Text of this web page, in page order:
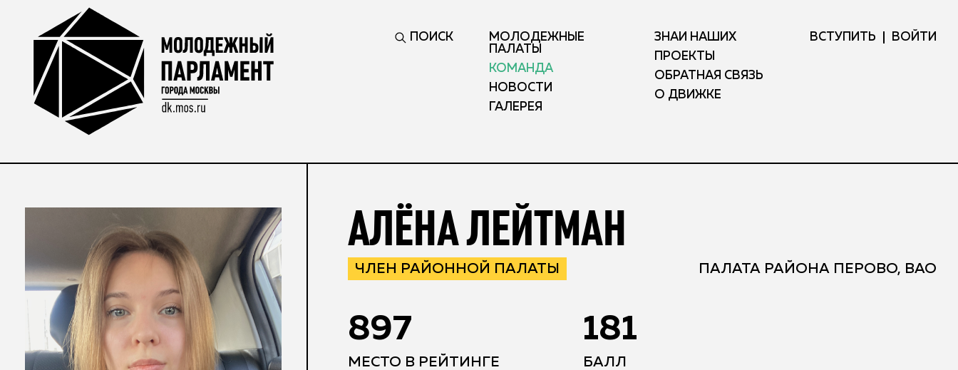
ПОИСК
МОЛОДЕЖНЫЕ
ПАЛАТЫ
КОМАНДА
НОВОСТИ
ГАЛЕРЕЯ
ЗНАЙ НАШИХ
ПРОЕКТЫ
ОБРАТНАЯ СВЯЗЬ
О ДВИЖКЕ
ВСТУПИТЬ ВОЙТИ
АЛЁНА ЛЕЙТМАН
ЧЛЕН РАЙОННОЙ ПАЛАТЫ ПАЛАТА РАЙОНА ПЕРОВО, ВАО
897
МЕСТО В РЕЙТИНГЕ
181
БАЛЛ